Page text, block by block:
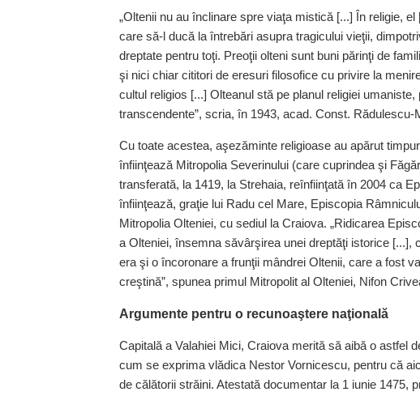
„Oltenii nu au înclinare spre viaţa mistică [...] În religie,
care să-l ducă la întrebări asupra tragicului vieţii,
dreptate pentru toţi. Preoţii olteni sunt buni părinţi de
şi nici chiar cititori de eresuri filosofice cu privire la
cultul religios [...] Olteanul stă pe planul religiei
transcendente”, scria, în 1943, acad. Const.
Cu toate acestea, aşezăminte religioase au apărut
înfiinţează Mitropolia Severinului (care cuprindea şi
transferată, la 1419, la Strehaia, reînfiinţată în 2004 ca
înfiinţează, graţie lui Radu cel Mare, Episcopia
Mitropolia Olteniei, cu sediul la Craiova. „Ridicarea
a Olteniei, însemna săvârşirea unei dreptăţi istorice
era şi o încoronare a frunţii mândrei Oltenii, care a fost
creştină”, spunea primul Mitropolit al Olteniei, Nifon
Argumente pentru o recunoaştere naţională
Capitală a Valahiei Mici, Craiova merită să aibă o astfel
cum se exprima vlădica Nestor Vornicescu, pentru că
de călătorii străini. Atestată documentar la 1 iunie 1475,